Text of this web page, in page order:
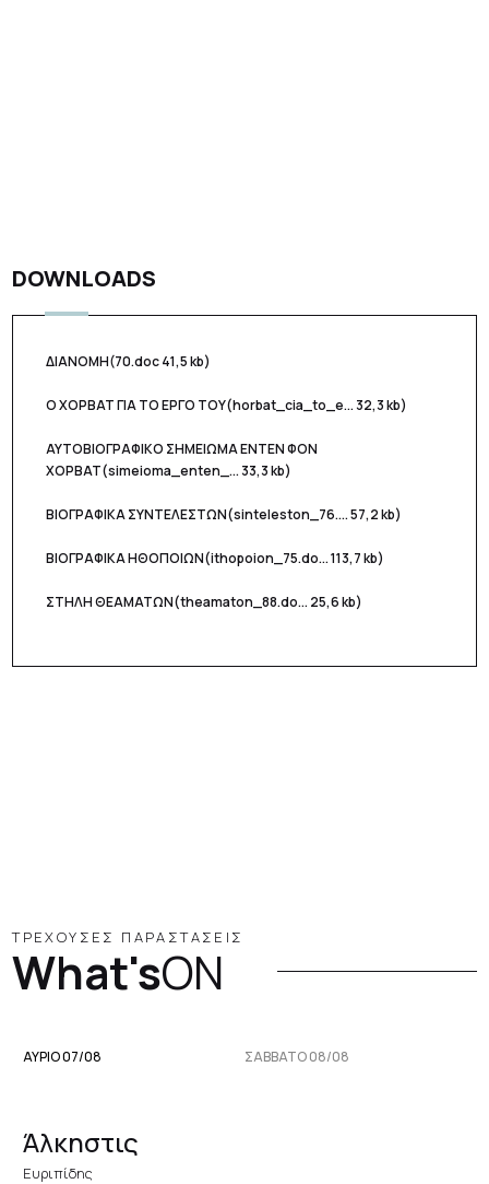
DOWNLOADS
ΔΙΑΝΟΜΗ(70.doc 41,5 kb)
Ο ΧΟΡΒΑΤ ΓΙΑ ΤΟ ΕΡΓΟ ΤΟΥ(horbat_cia_to_e... 32,3 kb)
ΑΥΤΟΒΙΟΓΡΑΦΙΚΟ ΣΗΜΕΙΩΜΑ ΕΝΤΕΝ ΦΟΝ
ΧΟΡΒΑΤ(simeioma_enten_... 33,3 kb)
ΒΙΟΓΡΑΦΙΚΑ ΣΥΝΤΕΛΕΣΤΩΝ(sinteleston_76.... 57,2 kb)
ΒΙΟΓΡΑΦΙΚΑ ΗΘΟΠΟΙΩΝ(ithopoion_75.do... 113,7 kb)
ΣΤΗΛΗ ΘΕΑΜΑΤΩΝ(theamaton_88.do... 25,6 kb)
ΤΡΕΧΟΥΣΕΣ ΠΑΡΑΣΤΑΣΕΙΣ
What'sON
ΑΥΡΙΟ 07/08 ΣΆΒΒΑΤΟ 08/08
Άλκηστις
Ευριπίδης